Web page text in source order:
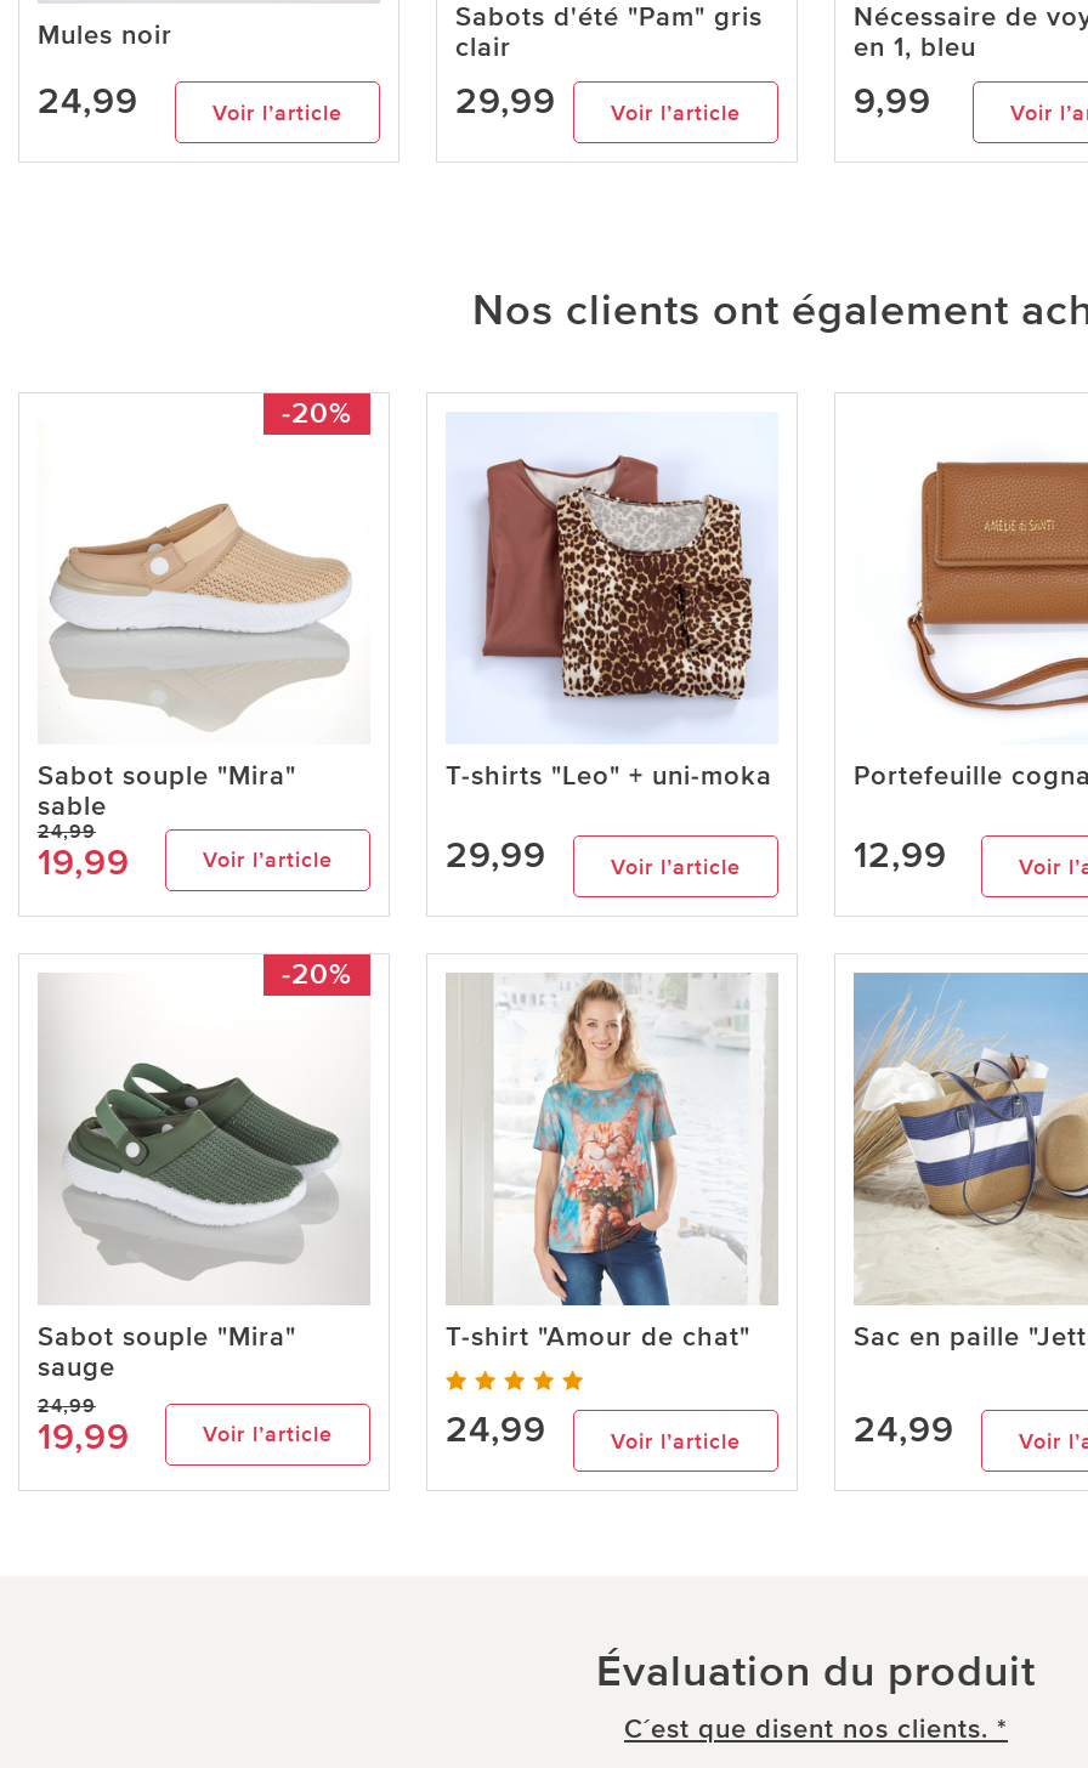
Mules noir
24,99 Voir l’article
Sabots d'été "Pam" gris
clair
29,99 Voir l’article
Nécessaire de
en 1, bleu
9,99 Voir
Nos clients ont également
-20%
Sabot souple "Mira"
sable
24,99
19,99 Voir l’article
T-shirts "Leo" + uni-moka
29,99 Voir l’article
Portefeuille
12,99 Voir
-20%
Sabot souple "Mira"
sauge
24,99
19,99 Voir l’article
T-shirt "Amour de chat"
24,99 Voir l’article
Sac en paille
24,99 Voir
Évaluation du produit
C´est que disent nos clients. *